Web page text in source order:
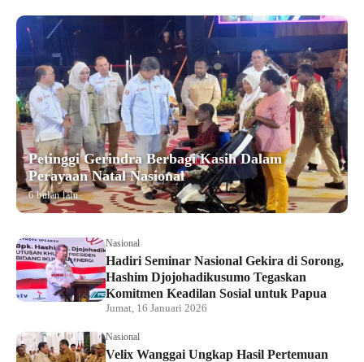
Petinggi Gerindra Berbagi Kasih Dalam
Perayaan Natal Nasional
6 bulan lalu
Nasional
Hadiri Seminar Nasional Gekira di Sorong,
Hashim Djojohadikusumo Tegaskan
Komitmen Keadilan Sosial untuk Papua
Jumat, 16 Januari 2026
Nasional
Velix Wanggai Ungkap Hasil Pertemuan